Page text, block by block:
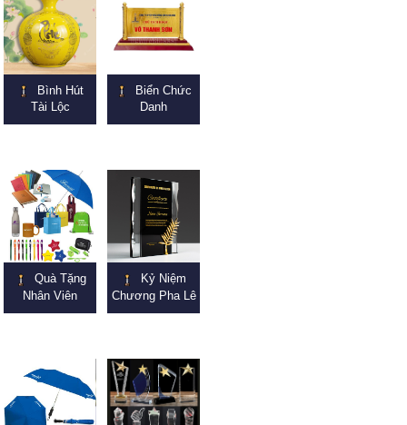
Bình Hút
Tài Lộc
Biển Chức
Danh
Quà Tặng
Nhân Viên
Kỷ Niệm
Chương Pha Lê